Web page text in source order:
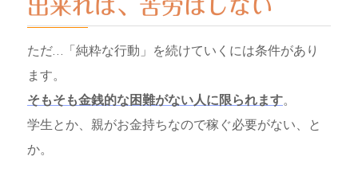
出来れば、苦労はしない
ただ…「純粋な行動」を続けていくには条件があり
ます。
そもそも金銭的な困難がない人に限られます。
学生とか、親がお金持ちなので稼ぐ必要がない、と
か。